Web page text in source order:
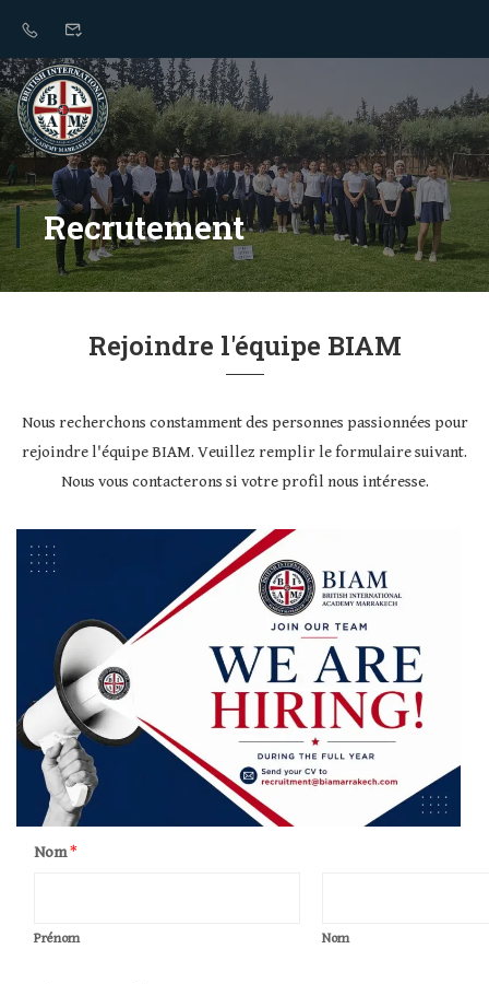
Recrutement
Rejoindre l'équipe BIAM
Nous recherchons constamment des personnes passionnées pour
rejoindre l'équipe BIAM. Veuillez remplir le formulaire suivant.
Nous vous contacterons si votre profil nous intéresse.
Nom*
Prénom Nom